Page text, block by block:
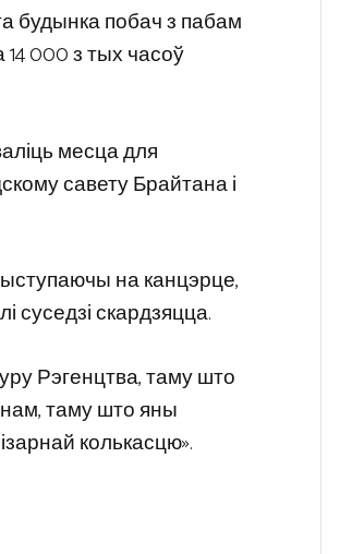
будынка побач з пабам
000 з тых часоў
месца для
савету Брайтана і
на ​​канцэрце,
суседзі скардзяцца.
Рэгенцтва, таму што
таму што яны
колькасцю».